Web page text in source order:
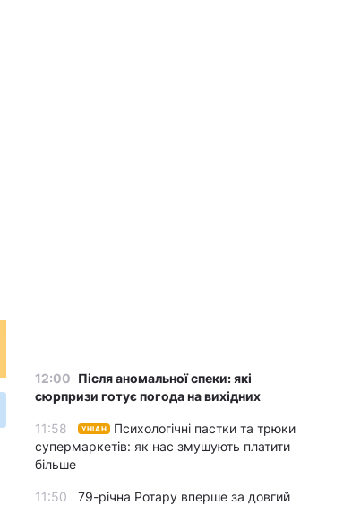
12:00 Після аномальної спеки: які
сюрпризи готує погода на вихідних
11:58 УНІАН
Психологічні пастки та трюки
супермаркетів: як нас змушують платити
більше
11:50
79-річна Ротару вперше за довгий